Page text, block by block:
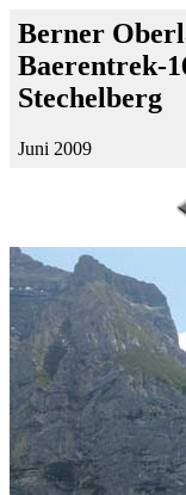
Berner
Baerentrek-
Stechelberg
Juni 2009